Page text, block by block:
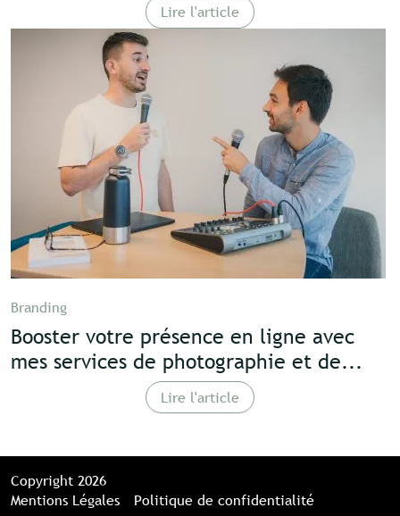
Lire l'article
Branding
Booster votre présence en ligne avec
mes services de photographie et de...
Lire l'article
Copyright 2026
Mentions Légales
Politique de confidentialité